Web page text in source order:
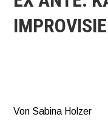
Von Sabina Holzer